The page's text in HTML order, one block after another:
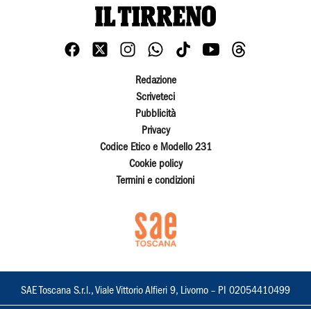
Redazione
Scriveteci
Pubblicità
Privacy
Codice Etico e Modello 231
Cookie policy
Termini e condizioni
SAE Toscana S.r.l., Viale Vittorio Alfieri 9, Livorno – PI 02054410499